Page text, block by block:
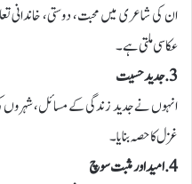
ان کی شاعری میں محبت، دوستی،
عکاسی ملتی ہے۔
3. جدید حسیت
انہوں نے جدید زندگی کے مسائل، شہروں کی
غزل کا حصہ بنایا۔
4. امید اور مثبت سوچ